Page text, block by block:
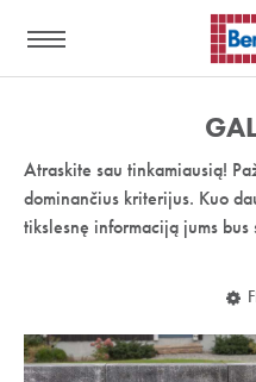
nuoroda:
Atraskite sau tinkamiausią!
dominančius kriterijus. Kuo
tikslesnę informaciją jums bus